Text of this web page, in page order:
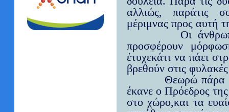
αλλιώς, παράτις
μέριμνας προς αυτή
Οι
προσφέρουν
έτυχεκάτι να πάει
βρεθούν στις
Θεωρώ πάρα
έκανε ο Πρόεδρος
στο χώρο,και τα